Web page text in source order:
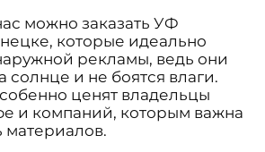
можно заказать УФ
которые идеально
рекламы, ведь они
солнце и не боятся влаги.
ценят владельцы
и компаний, которым важна
материалов.